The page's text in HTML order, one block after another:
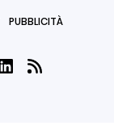
PUBBLICITÀ